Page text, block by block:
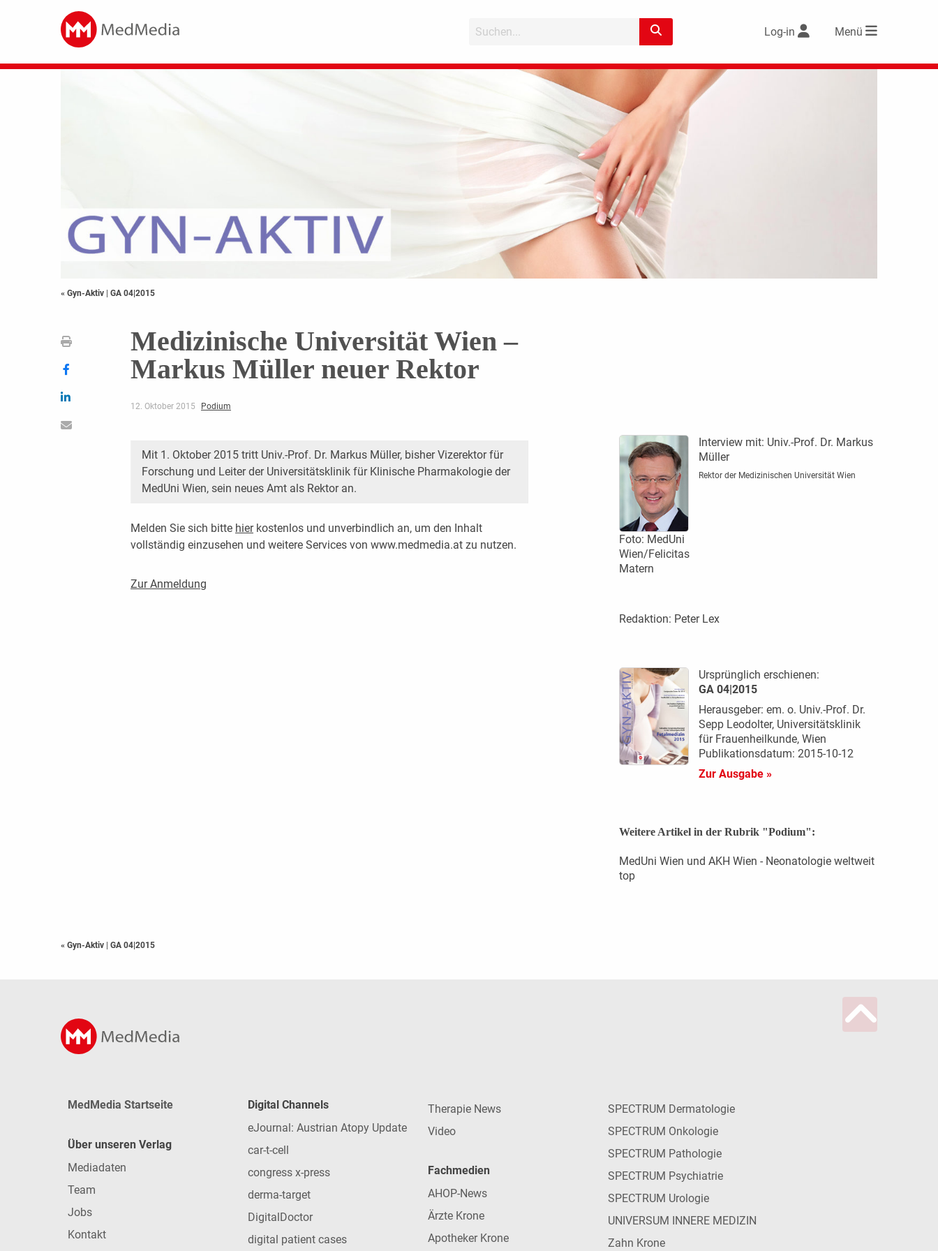
Log-in Menü
« Gyn-Aktiv | GA 04|2015
Medizinische Universität Wien –
Markus Müller neuer Rektor
12. Oktober 2015 Podium
Mit 1. Oktober 2015 tritt Univ.-Prof. Dr. Markus Müller, bisher Vizerektor für
Forschung und Leiter der Universitätsklinik für Klinische Pharmakologie der
MedUni Wien, sein neues Amt als Rektor an.
Melden Sie sich bitte hierkostenlos und unverbindlich an, um den Inhalt
vollständig einzusehen und weitere Services von www.medmedia.at zu nutzen.
Zur Anmeldung
Foto: MedUni
Wien/Felicitas
Matern
Interview mit: Univ.-Prof. Dr. Markus
Müller
Rektor der Medizinischen Universität Wien
Redaktion: Peter Lex
Ursprünglich erschienen:
GA 04|2015
Herausgeber: em. o. Univ.-Prof. Dr.
Sepp Leodolter, Universitätsklinik
für Frauenheilkunde, Wien
Publikationsdatum: 2015-10-12
Zur Ausgabe »
Weitere Artikel in der Rubrik "Podium":
MedUni Wien und AKH Wien - Neonatologie weltweit
top
« Gyn-Aktiv | GA 04|2015
MedMedia Startseite
Über unseren Verlag
Mediadaten
Team
Jobs
Kontakt
Digital Channels
eJournal: Austrian Atopy Update
car-t-cell
congress x-press
derma-target
DigitalDoctor
digital patient cases
Therapie News
Video
Fachmedien
AHOP-News
Ärzte Krone
Apotheker Krone
SPECTRUM Dermatologie
SPECTRUM Onkologie
SPECTRUM Pathologie
SPECTRUM Psychiatrie
SPECTRUM Urologie
UNIVERSUM INNERE MEDIZIN
Zahn Krone